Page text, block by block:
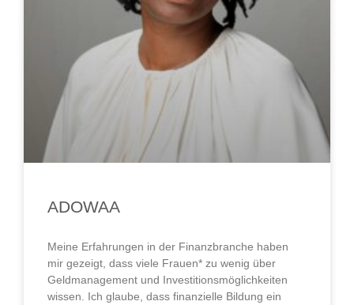
ADOWAA
Meine Erfahrungen in der Finanzbranche haben
mir gezeigt, dass viele Frauen* zu wenig über
Geldmanagement und Investitionsmöglichkeiten
wissen. Ich glaube, dass finanzielle Bildung ein